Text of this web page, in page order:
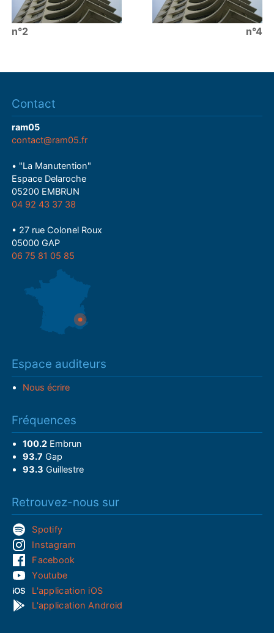
n°2 n°4
Contact
ram05
contact@ram05.fr
• "La Manutention"
Espace Delaroche
05200 EMBRUN
04 92 43 37 38
• 27 rue Colonel Roux
05000 GAP
06 75 81 05 85
Espace auditeurs
Nous écrire
Fréquences
100.2Embrun
93.7 Gap
93.3 Guillestre
Retrouvez-nous sur
Spotify
Instagram
Facebook
Youtube
L'application iOS
L'application Android